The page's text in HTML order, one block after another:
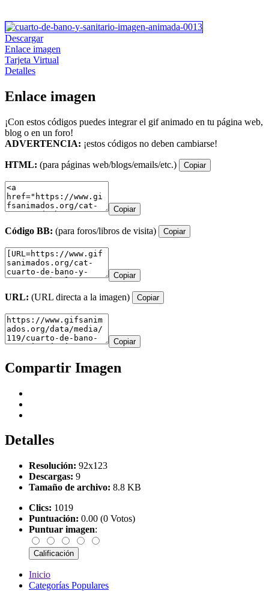
Descargar
Enlace imagen
Tarjeta Virtual
Detalles
Enlace imagen
¡Con estos códigos puedes integrar el gif animado en tu página web,
blog o en un foro!
ADVERTENCIA: ¡estos códigos no deben cambiarse!
HTML: (para páginas web/blogs/emails/etc.) Copiar
Copiar
Código BB: (para foros/libros de visita) Copiar
Copiar
URL: (URL directa a la imagen) Copiar
Copiar
Compartir Imagen
Detalles
Resolución: 92x123
Descargas: 9
Tamaño de archivo: 8.8 KB
Clics: 1019
Puntuación: 0.00 (0 Votos)
Puntuar imagen:
Inicio
Categorías Populares